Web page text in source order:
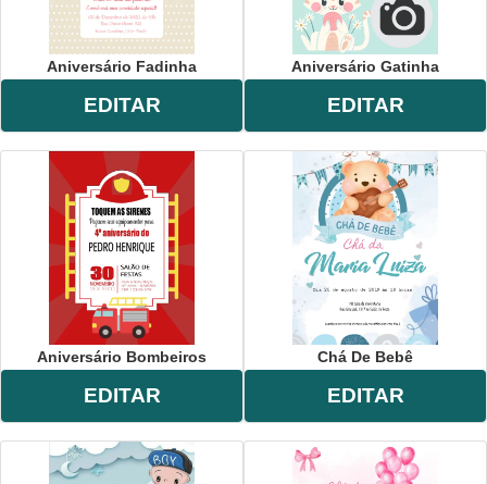
Aniversário Fadinha
EDITAR
Aniversário Gatinha
EDITAR
Aniversário Bombeiros
EDITAR
Chá De Bebê
EDITAR